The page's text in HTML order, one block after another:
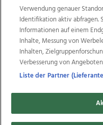
Weitere Angebote
TV1 di-mog-i.at
Life Radio
OÖN Karriere
OÖN
Regionaljobs
Copyrights © 2026
Verwendung genauer
Identifikation aktiv abfragen.
Informationen auf einem
Inhalte, Messung von
Inhalten,
Verbesserung von
Liste der Partner